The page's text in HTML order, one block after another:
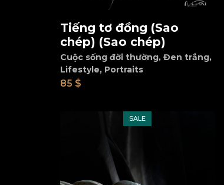
Add to cart
Tiếng tơ đồng (Sao
chép) (Sao chép)
Cuộc sống đời thường, Đen trắng,
Lifestyle, Portraits
85 $
SALE